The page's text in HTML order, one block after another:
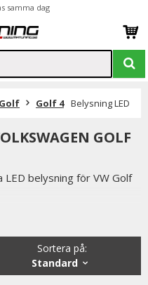
samma dag
Golf Golf 4 Belysning LED
GOLF
belysning för VW Golf
i vårt sortiment ser vi
9-16) eller per mail
Sortera på:
Standard